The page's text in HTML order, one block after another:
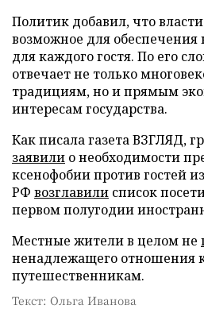
Политик добавил, что
возможное для
для каждого гостя. По его
отвечает не только
традициям, но и прямым
интересам государства.
Как писала газета ВЗГЛЯД,
заявили о необходимости
ксенофобии против гостей
РФ возглавили список
первом полугодии
Местные жители в целом не
ненадлежащего отношения
путешественникам.
Текст: Ольга Иванова